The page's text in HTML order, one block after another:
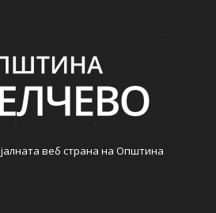
веб страна на Општина